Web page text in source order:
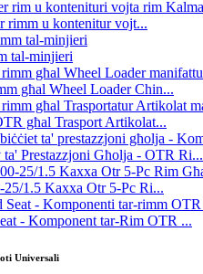
rimm u kontenitur vojt...
tal-minjieri
għal Wheel Loader Chin...
għal Trasport Artikolat...
Prestazzjoni Għolja - OTR Ri...
25/1.5 Kaxxa Otr 5-Pc Ri...
- Komponent tar-Rim OTR ...
Universali